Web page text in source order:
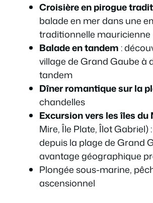
Croisière en pirogue
balade en mer dans une
traditionnelle mauricienne
Balade en tandem :
village de Grand Gaube à
tandem
Dîner romantique sur la
chandelles
Excursion vers les îles du
Mire, Île Plate, Îlot Gabriel)
depuis la plage de Grand
avantage géographique
Plongée sous-marine,
ascensionnel